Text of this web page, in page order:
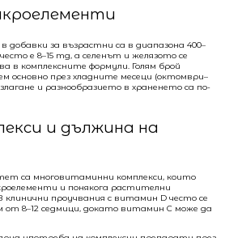
за възрастни са в диапазона 400–
е 8–15 mg, а селенът и желязото се
в комплексните формули. Голям брой
основно през хладните месеци (октомври–
и разнообразието в храненето са по-
и дължина на
са многовитаминни комплекси, които
и понякога растителни
проучвания с витамин D често се
от 8–12 седмици, докато витамин C може да